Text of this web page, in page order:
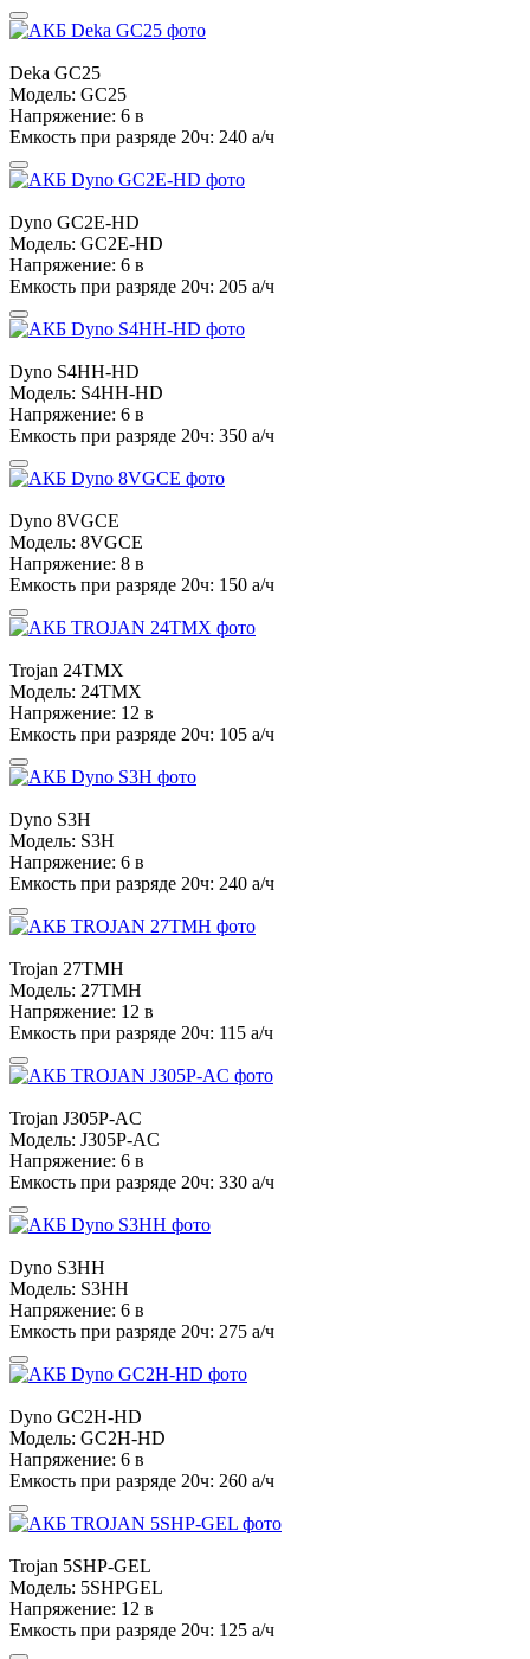
Deka GC25
Модель: GC25
Напряжение: 6 в
Емкость при разряде 20ч: 240 а/ч
Dyno GC2E-HD
Модель: GC2E-HD
Напряжение: 6 в
Емкость при разряде 20ч: 205 а/ч
Dyno S4HH-HD
Модель: S4HH-HD
Напряжение: 6 в
Емкость при разряде 20ч: 350 а/ч
Dyno 8VGCE
Модель: 8VGCE
Напряжение: 8 в
Емкость при разряде 20ч: 150 а/ч
Trojan 24TMX
Модель: 24TMX
Напряжение: 12 в
Емкость при разряде 20ч: 105 а/ч
Dyno S3H
Модель: S3H
Напряжение: 6 в
Емкость при разряде 20ч: 240 а/ч
Trojan 27TMH
Модель: 27TMH
Напряжение: 12 в
Емкость при разряде 20ч: 115 а/ч
Trojan J305P-AC
Модель: J305P-AC
Напряжение: 6 в
Емкость при разряде 20ч: 330 а/ч
Dyno S3HH
Модель: S3HH
Напряжение: 6 в
Емкость при разряде 20ч: 275 а/ч
Dyno GC2H-HD
Модель: GC2H-HD
Напряжение: 6 в
Емкость при разряде 20ч: 260 а/ч
Trojan 5SHP-GEL
Модель: 5SHPGEL
Напряжение: 12 в
Емкость при разряде 20ч: 125 а/ч